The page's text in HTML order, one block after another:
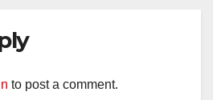
to post a comment.